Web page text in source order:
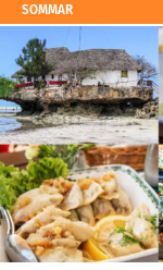
SOMMAR